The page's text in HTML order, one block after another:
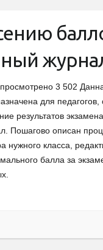
3 502
для педагогов,
результатов
Пошагово описан
нужного класса,
балла за